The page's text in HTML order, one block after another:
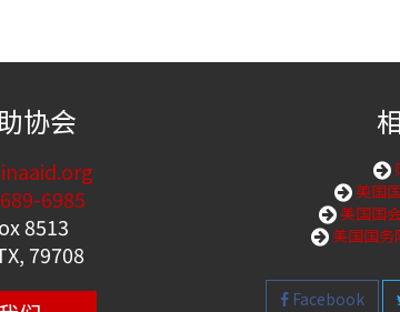
协会
6985
8513
79708
美国
美国国
美国国务
Facebook